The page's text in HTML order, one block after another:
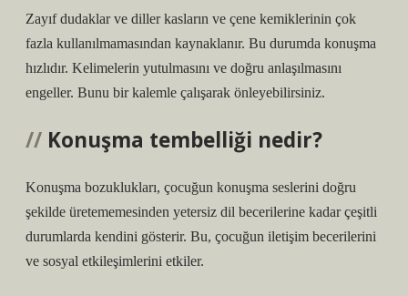
Zayıf dudaklar ve diller kasların ve çene kemiklerinin çok
fazla kullanılmamasından kaynaklanır. Bu durumda konuşma
hızlıdır. Kelimelerin yutulmasını ve doğru anlaşılmasını
engeller. Bunu bir kalemle çalışarak önleyebilirsiniz.
Konuşma tembelliği nedir?
Konuşma bozuklukları, çocuğun konuşma seslerini doğru
şekilde üretememesinden yetersiz dil becerilerine kadar çeşitli
durumlarda kendini gösterir. Bu, çocuğun iletişim becerilerini
ve sosyal etkileşimlerini etkiler.